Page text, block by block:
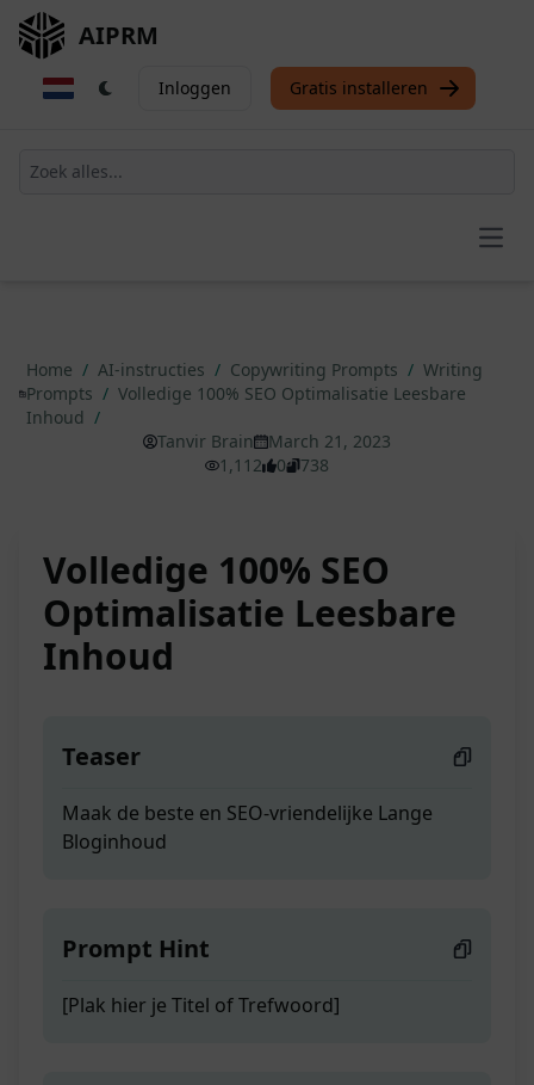
AIPRM
Inloggen Gratis installeren
Home / AI-instructies / Copywriting Prompts / Writing
Prompts / Volledige 100% SEO Optimalisatie Leesbare
Inhoud /
Tanvir Brain
March 21, 2023
1,112
0 738
Volledige 100% SEO
Optimalisatie Leesbare
Inhoud
Teaser
Maak de beste en SEO-vriendelijke Lange
Bloginhoud
Prompt Hint
[Plak hier je Titel of Trefwoord]